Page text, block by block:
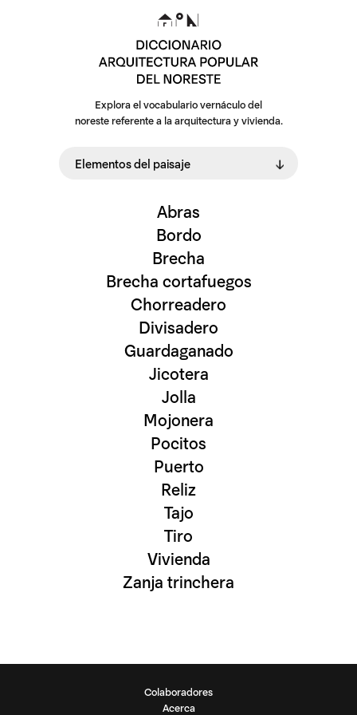
Explora el vocabulario vernáculo del
noreste referente a la arquitectura y vivienda.
Abras
Bordo
Brecha
Brecha cortafuegos
Chorreadero
Divisadero
Guardaganado
Jicotera
Jolla
Mojonera
Pocitos
Puerto
Reliz
Tajo
Tiro
Vivienda
Zanja trinchera
Colaboradores
Acerca